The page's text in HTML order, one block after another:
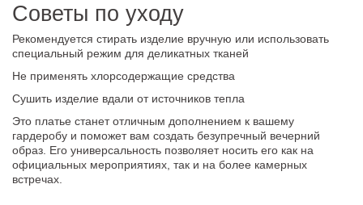
Советы по уходу
Рекомендуется стирать изделие вручную или использовать
специальный режим для деликатных тканей
Не применять хлорсодержащие средства
Сушить изделие вдали от источников тепла
Это платье станет отличным дополнением к вашему
гардеробу и поможет вам создать безупречный вечерний
образ. Его универсальность позволяет носить его как на
официальных мероприятиях, так и на более камерных
встречах.